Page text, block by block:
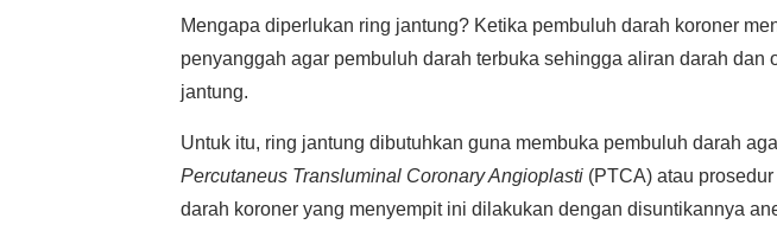
Mengapa diperlukan ring jantung? Ketika pembuluh darah koroner
penyanggah agar pembuluh darah terbuka sehingga aliran darah dan
jantung.
Untuk itu, ring jantung dibutuhkan guna membuka pembuluh darah
Percutaneus Transluminal Coronary Angioplasti (PTCA) atau
darah koroner yang menyempit ini dilakukan dengan disuntikannya